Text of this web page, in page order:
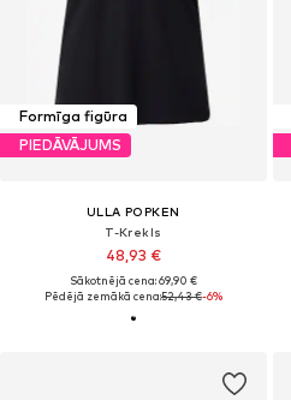
Formīga figūra
PIEDĀVĀJUMS
ULLA POPKEN
T-Krekls
48,93 €
Sākotnējā cena: 69,90 €
Pēdējā zemākā cena:52,43 €-6%